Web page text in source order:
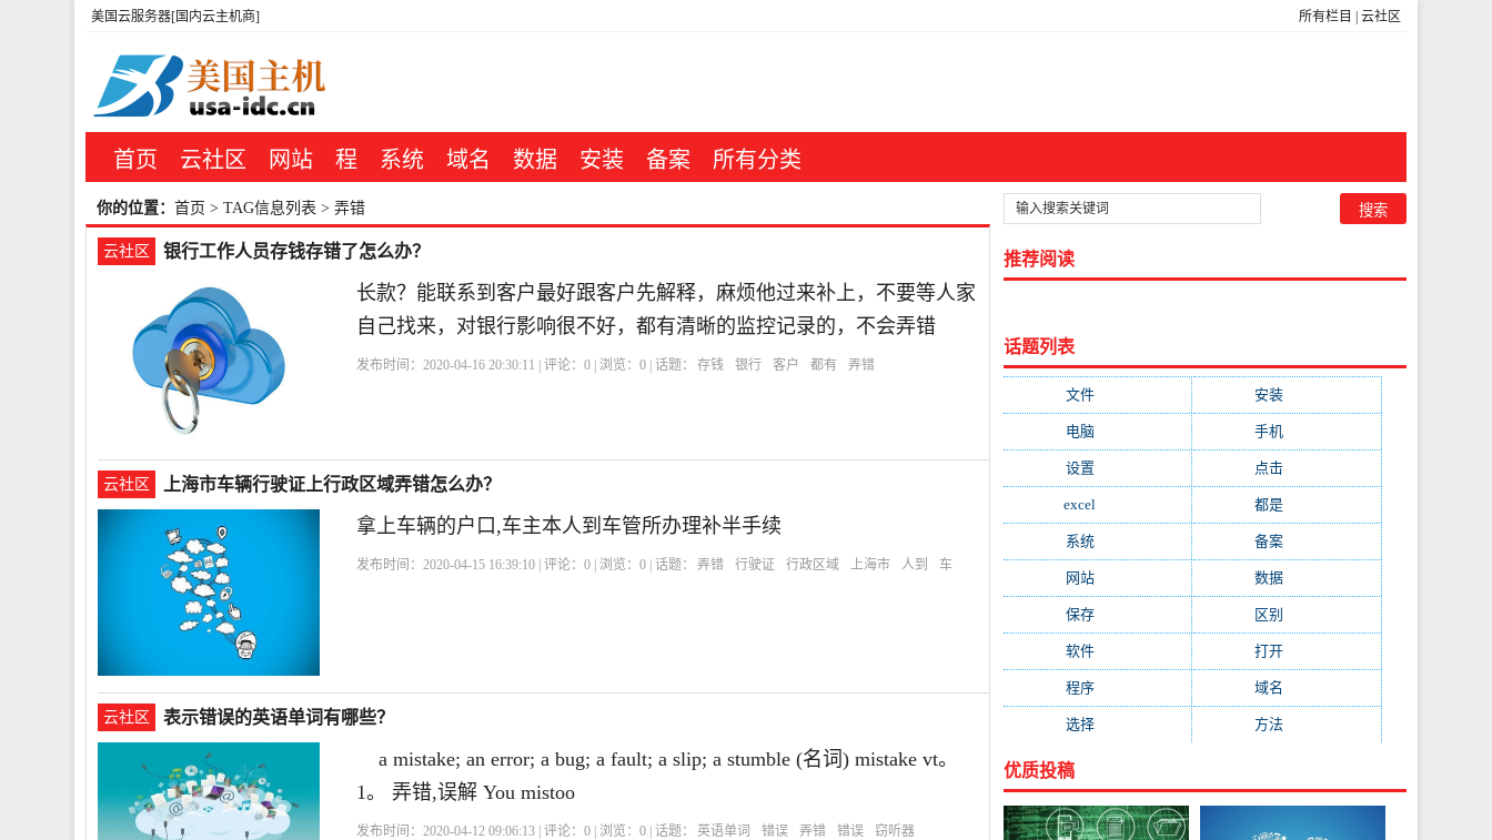
所有栏目 云社区
美国云服务器[国内云主机商]
首页 云社区 网站 程 系统 域名 数据 安装 备案 所有分类
你的位置： 首页 > TAG信息列表 > 弄错
云社区 银行工作人员存钱存错了怎么办？
长款？能联系到客户最好跟客户先解释，麻烦他过来补上，不要等人家
自己找来，对银行影响很不好，都有清晰的监控记录的，不会弄错
发布时间：2020-04-16 20:30:11 | 评论：0 | 浏览：0 | 话题： 存钱 银行 客户 都有 弄错
云社区 上海市车辆行驶证上行政区域弄错怎么办？
拿上车辆的户口,车主本人到车管所办理补半手续
发布时间：2020-04-15 16:39:10 | 评论：0 | 浏览：0 | 话题： 弄错 行驶证 行政区域 上海市 人到
车
云社区 表示错误的英语单词有哪些？
a mistake; an error; a bug; a fault; a slip; a stumble (名词) mistake vt。
1。 弄错,误解 You mistoo
发布时间：2020-04-12 09:06:13 | 评论：0 | 浏览：0 | 话题： 英语单词 错误 弄错 错误 窃听器
推荐阅读
话题列表
文件(755) 安装
电脑(688) 手机
设置 点击
excel 都是
系统(495) 备案
网站(461) 数据
保存(438) 区别
软件(419) 打开
程序(387) 域名
选择(333) 方法
优质投稿